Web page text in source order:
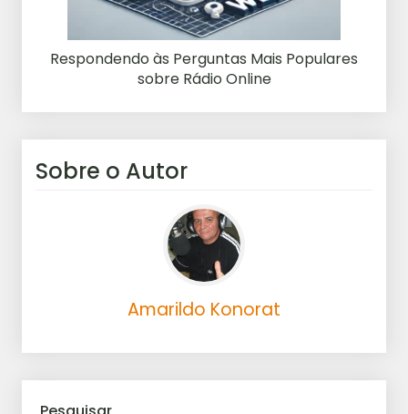
Respondendo às Perguntas Mais Populares
sobre Rádio Online
Sobre o Autor
Amarildo Konorat